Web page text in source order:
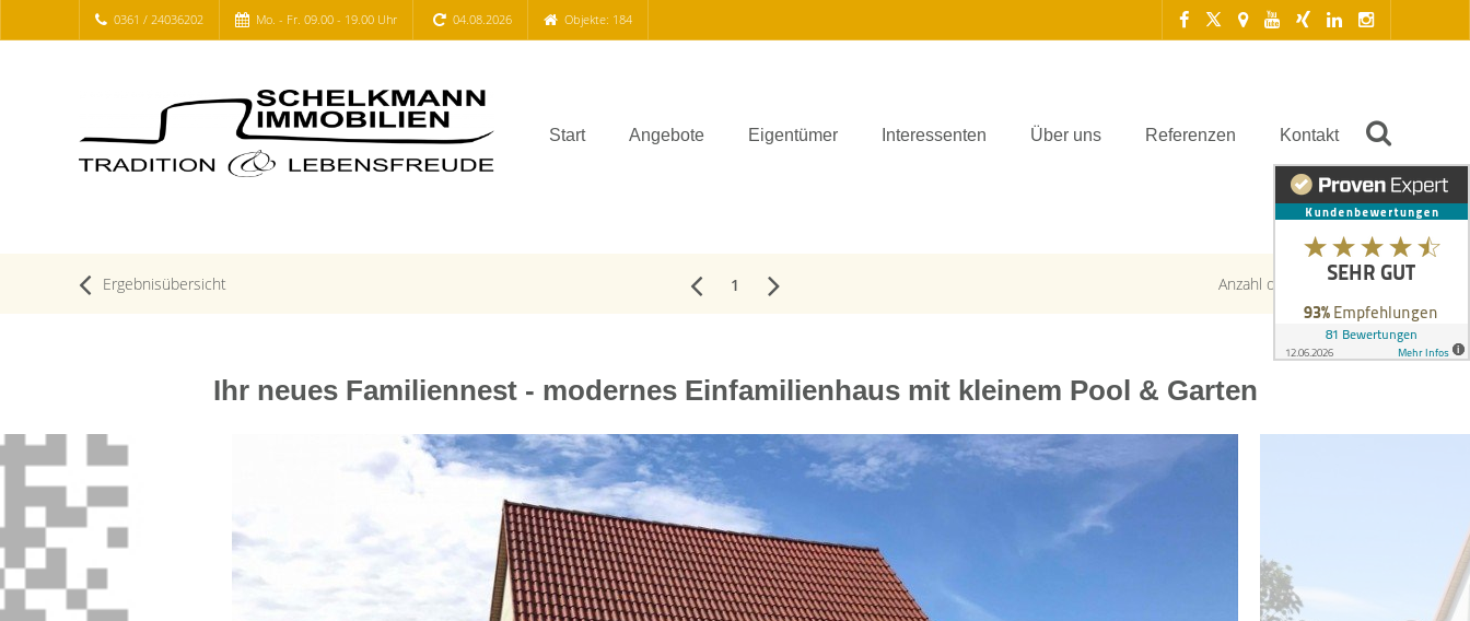
0361 / 24036202 Mo. - Fr. 09.00 - 19.00 Uhr 04.08.2026 Objekte: 184
Start Angebote Eigentümer Interessenten Über uns Referenzen Kontakt
Ergebnisübersicht 1 Anzahl der Objekte: 1 | 1
Ihr neues Familiennest - modernes Einfamilienhaus mit kleinem Pool & Garten